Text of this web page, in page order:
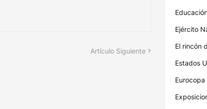
Artículo Siguiente
Ejército
El rincón
Estados
Eurocopa